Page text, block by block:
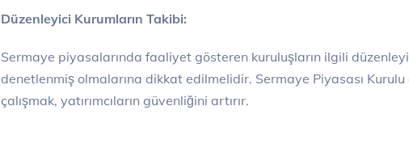
Düzenleyici Kurumların Takibi:
Sermaye piyasalarında faaliyet gösteren kuruluşların ilgili
denetlenmiş olmalarına dikkat edilmelidir. Sermaye Piyasası
çalışmak, yatırımcıların güvenliğini artırır.